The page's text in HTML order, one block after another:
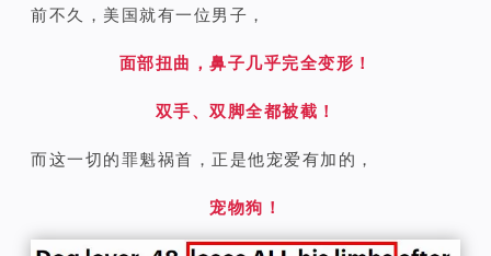
前不久，美国就有一位男子，
面部扭曲，鼻子几乎完全变形！
双手、双脚全都被截！
而这一切的罪魁祸首，正是他宠爱有加的，
宠物狗！